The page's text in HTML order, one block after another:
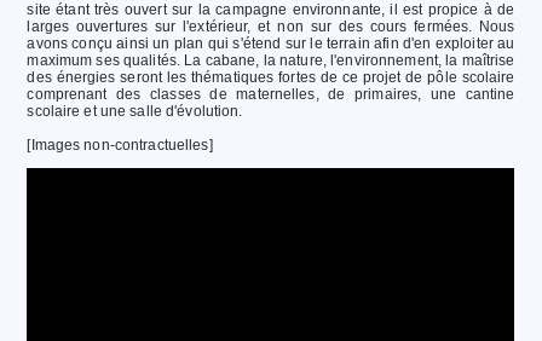
site étant très ouvert sur la campagne environnante, il est propice à de
larges ouvertures sur l'extérieur, et non sur des cours fermées. Nous
avons conçu ainsi un plan qui s'étend sur le terrain afin d'en exploiter au
maximum ses qualités. La cabane, la nature, l'environnement, la maîtrise
des énergies seront les thématiques fortes de ce projet de pôle scolaire
comprenant des classes de maternelles, de primaires, une cantine
scolaire et une salle d'évolution.
[Images non-contractuelles]